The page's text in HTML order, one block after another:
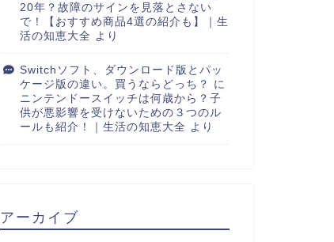
20年？故障のサインを見落とさない
で！【おすすめ商品4選の紹介も】｜生
活の知恵大全 より
Switchソフト、ダウンロード版とパッ
ケージ版の違い。買うならどっち？
に
ニンテンドースイッチは何歳から？子
供が悪影響を受けないための３つのル
ールも紹介！｜生活の知恵大全 より
アーカイブ